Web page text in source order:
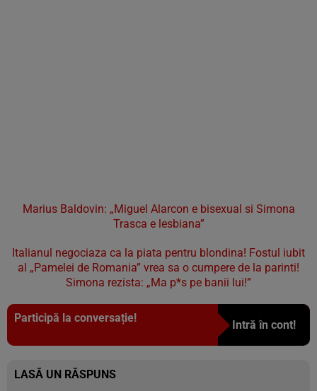
Marius Baldovin: „Miguel Alarcon e bisexual si Simona
Trasca e lesbiana”
Italianul negociaza ca la piata pentru blondina! Fostul iubit
al „Pamelei de Romania” vrea sa o cumpere de la parinti!
Simona rezista: „Ma p*s pe banii lui!”
Participă la conversație!
Intră în cont!
LASĂ UN RĂSPUNS